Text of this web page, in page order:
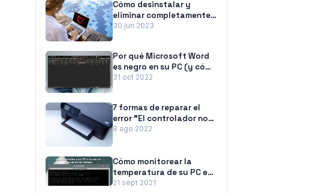
del navegador
Cómo desinstalar y
eliminar completamente
McAfee de Windows 11
30 jun 2023
Por qué Microsoft Word
es negro en su PC (y cómo
solucionarlo)
31 oct 2022
7 formas de reparar el
error "El controlador no
está disponible" de las
8 ago 2022
Cómo monitorear la
temperatura de su PC en
Linux usando lm-Sensors
21 sept 2021